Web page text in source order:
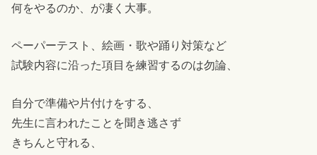
何をやるのか、が凄く大事。
ペーパーテスト、絵画・歌や踊り対策など
試験内容に沿った項目を練習するのは勿論、
自分で準備や片付けをする、
先生に言われたことを聞き逃さず
きちんと守れる、